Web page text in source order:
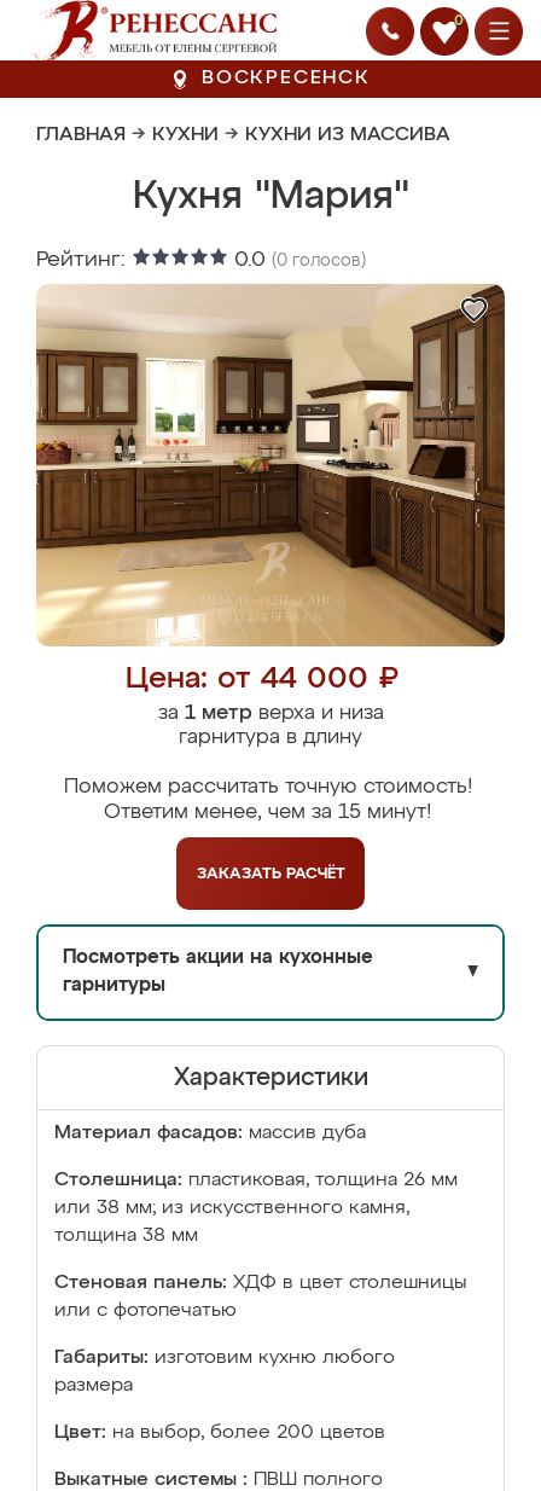
0
ВОСКРЕСЕНСК
ГЛАВНАЯ → КУХНИ → КУХНИ ИЗ МАССИВА
Кухня "Мария"
Рейтинг: 0.0 (0 голосов)
Цена: от 44 000 ₽
за 1 метрверха и низа
гарнитура в длину
Поможем рассчитать точную стоимость!
Ответим менее, чем за 15 минут!
ЗАКАЗАТЬ РАСЧЁТ
Посмотреть акции на кухонные
гарнитуры
▼
Характеристики
Материал фасадов: массив дуба
Столешница: пластиковая, толщина 26 мм
или 38 мм; из искусственного камня,
толщина 38 мм
Стеновая панель: ХДФ в цвет столешницы
или с фотопечатью
Габариты: изготовим кухню любого
размера
Цвет: на выбор, более 200 цветов
Выкатные системы :
ПВШ полного